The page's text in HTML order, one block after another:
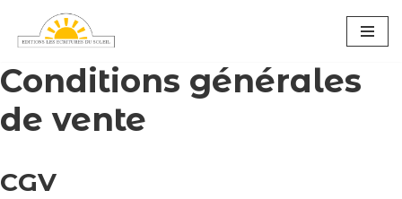
Aller
au
contenu
Conditions générales
de vente
CGV